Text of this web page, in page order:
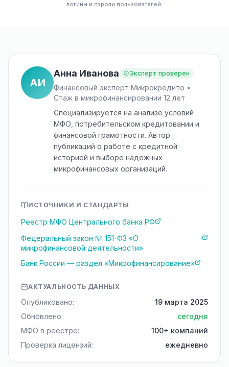
логины и пароли пользователей.
АИ
Анна Иванова Эксперт проверен
Финансовый эксперт Микрокредито •
Стаж в микрофинансировании 12 лет
Специализируется на анализе условий
МФО, потребительском кредитовании и
финансовой грамотности. Автор
публикаций о работе с кредитной
историей и выборе надёжных
микрофинансовых организаций.
ИСТОЧНИКИ И СТАНДАРТЫ
Реестр МФО Центрального банка РФ
Федеральный закон № 151-ФЗ «О
микрофинансовой деятельности»
Банк России — раздел «Микрофинансирование»
АКТУАЛЬНОСТЬ ДАННЫХ
Опубликовано:
19 марта 2025
Обновлено:
сегодня
МФО в реестре:
100+ компаний
Проверка лицензий:
ежедневно